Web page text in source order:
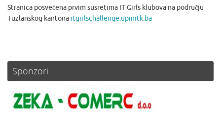
Stranica posvećena prvim susretima IT Girls klubova na području
Tuzlanskog kantona itgirlschallenge.upinitk.ba
Sponzori